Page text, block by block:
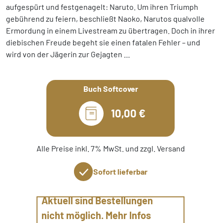
aufgespürt und festgenagelt: Naruto. Um ihren Triumph
gebührend zu feiern, beschließt Naoko, Narutos qualvolle
Ermordung in einem Livestream zu übertragen. Doch in ihrer
diebischen Freude begeht sie einen fatalen Fehler – und
wird von der Jägerin zur Gejagten …
Buch Softcover
10,00 €
Alle Preise inkl. 7% MwSt. und zzgl. Versand
Sofort lieferbar
Aktuell sind Bestellungen
nicht möglich. Mehr Infos